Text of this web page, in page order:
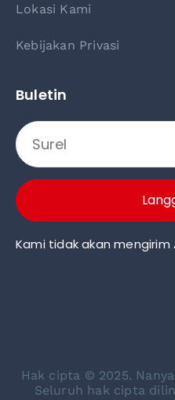
Lokasi Kami
Kebijakan Privasi
Buletin
Kami tidak akan
Hak cipta © 2025.
Seluruh hak cipta